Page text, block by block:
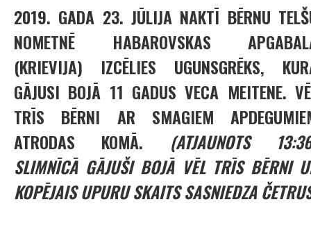
2019. GADA 23. JŪLIJA NAKTĪ BĒRNU
NOMETNĒ HABAROVSKAS
(KRIEVIJA) IZCĒLIES UGUNSGRĒKS,
GĀJUSI BOJĀ 11 GADUS VECA MEITENE.
TRĪS BĒRNI AR SMAGIEM
ATRODAS KOMĀ. (ATJAUNOTS
SLIMNĪCĀ GĀJUŠI BOJĀ VĒL TRĪS BĒRNI
KOPĒJAIS UPURU SKAITS SASNIEDZA